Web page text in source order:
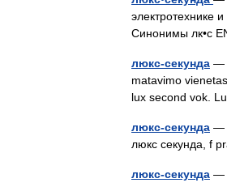
электротехнике
Синонимы лк•с
люкс-секунда —
matavimo
lux second vok.
люкс-секунда —
люкс секунда, f
люкс-секунда —